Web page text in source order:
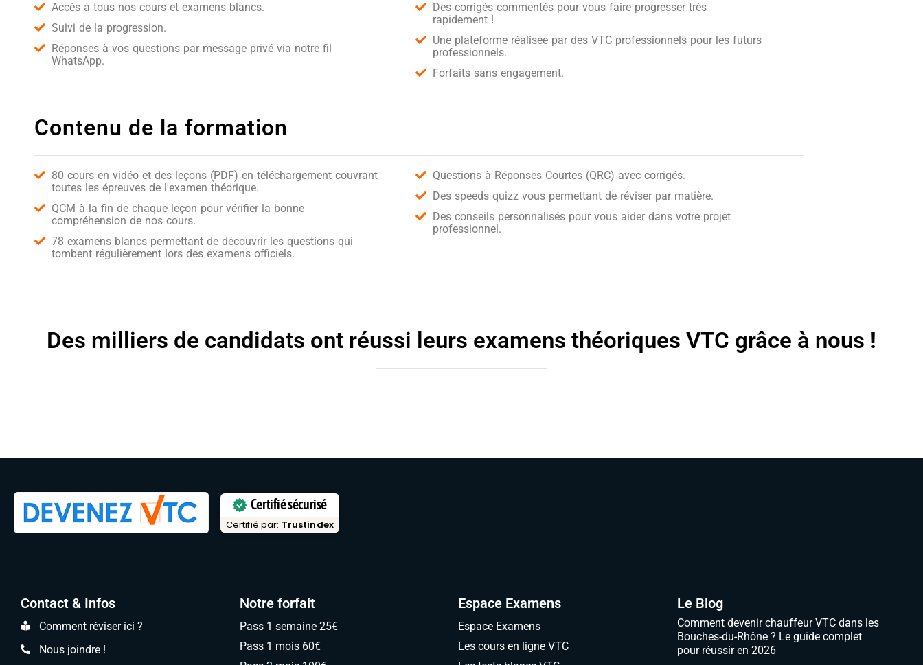
Accès à tous nos cours et examens blancs.
Suivi de la progression.
Réponses à vos questions par message privé via notre fil
WhatsApp.
Des corrigés commentés pour vous faire progresser très
rapidement !
Une plateforme réalisée par des VTC professionnels pour les futurs
professionnels.
Forfaits sans engagement.
Contenu de la formation
80 cours en vidéo et des leçons (PDF) en téléchargement couvrant
toutes les épreuves de l'examen théorique.
QCM à la fin de chaque leçon pour vérifier la bonne
compréhension de nos cours.
78 examens blancs permettant de découvrir les questions qui
tombent régulièrement lors des examens officiels.
Questions à Réponses Courtes (QRC) avec corrigés.
Des speeds quizz vous permettant de réviser par matière.
Des conseils personnalisés pour vous aider dans votre projet
professionnel.
Des milliers de candidats ont réussi leurs examens théoriques VTC grâce à nous !
Certifié sécurisé
Certifié par: Trustindex
Contact & Infos
Comment réviser ici ?
Nous joindre !
Notre forfait
Pass 1 semaine 25€
Pass 1 mois 60€
Espace Examens
Espace Examens
Les cours en ligne VTC
Le Blog
Comment devenir chauffeur VTC dans les
Bouches-du-Rhône ? Le guide complet
pour réussir en 2026